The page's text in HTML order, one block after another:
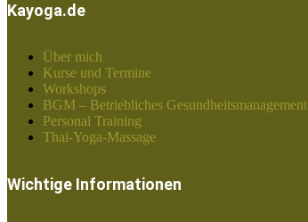
Kayoga.de
Über mich
Kurse und Termine
Workshops
BGM – Betriebliches Gesundheitsmanagement
Personal Training
Thai-Yoga-Massage
Wichtige Informationen